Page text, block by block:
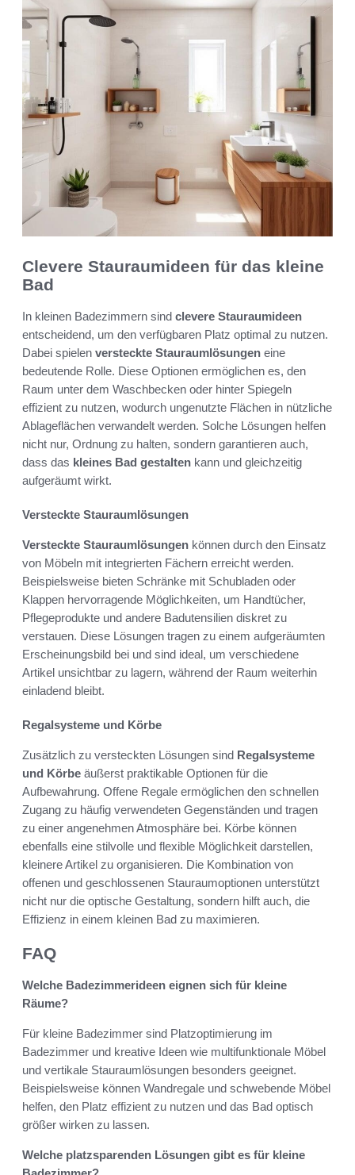
Clevere Stauraumideen für das kleine
Bad
In kleinen Badezimmern sind clevere Stauraumideen
entscheidend, um den verfügbaren Platz optimal zu nutzen.
Dabei spielen versteckte Stauraumlösungen eine
bedeutende Rolle. Diese Optionen ermöglichen es, den
Raum unter dem Waschbecken oder hinter Spiegeln
effizient zu nutzen, wodurch ungenutzte Flächen in nützliche
Ablageflächen verwandelt werden. Solche Lösungen helfen
nicht nur, Ordnung zu halten, sondern garantieren auch,
dass das kleines Bad gestalten kann und gleichzeitig
aufgeräumt wirkt.
Versteckte Stauraumlösungen
Versteckte Stauraumlösungen können durch den Einsatz
von Möbeln mit integrierten Fächern erreicht werden.
Beispielsweise bieten Schränke mit Schubladen oder
Klappen hervorragende Möglichkeiten, um Handtücher,
Pflegeprodukte und andere Badutensilien diskret zu
verstauen. Diese Lösungen tragen zu einem aufgeräumten
Erscheinungsbild bei und sind ideal, um verschiedene
Artikel unsichtbar zu lagern, während der Raum weiterhin
einladend bleibt.
Regalsysteme und Körbe
Zusätzlich zu versteckten Lösungen sind Regalsysteme
und Körbe äußerst praktikable Optionen für die
Aufbewahrung. Offene Regale ermöglichen den schnellen
Zugang zu häufig verwendeten Gegenständen und tragen
zu einer angenehmen Atmosphäre bei. Körbe können
ebenfalls eine stilvolle und flexible Möglichkeit darstellen,
kleinere Artikel zu organisieren. Die Kombination von
offenen und geschlossenen Stauraumoptionen unterstützt
nicht nur die optische Gestaltung, sondern hilft auch, die
Effizienz in einem kleinen Bad zu maximieren.
FAQ
Welche Badezimmerideen eignen sich für kleine
Räume?
Für kleine Badezimmer sind Platzoptimierung im
Badezimmer und kreative Ideen wie multifunktionale Möbel
und vertikale Stauraumlösungen besonders geeignet.
Beispielsweise können Wandregale und schwebende Möbel
helfen, den Platz effizient zu nutzen und das Bad optisch
größer wirken zu lassen.
Welche platzsparenden Lösungen gibt es für kleine